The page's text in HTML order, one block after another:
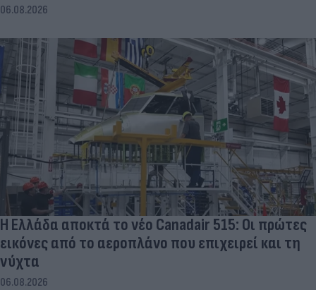
06.08.2026
Η Ελλάδα αποκτά το νέο Canadair 515: Οι πρώτες
εικόνες από το αεροπλάνο που επιχειρεί και τη
νύχτα
06.08.2026